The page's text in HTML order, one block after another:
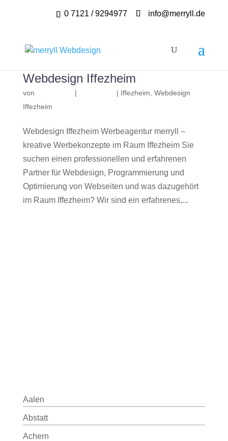
0 7121 / 9294977 info@merryll.de
Webdesign Iffezheim
von | | Iffezheim Webdesign
Iffezheim
Webdesign Iffezheim Werbeagentur merryll –
kreative Werbekonzepte im Raum Iffezheim Sie
suchen einen professionellen und erfahrenen
Partner für Webdesign, Programmierung und
Optimierung von Webseiten und was dazugehört
im Raum Iffezheim? Wir sind ein erfahrenes,...
Aalen
Abstatt
Achern